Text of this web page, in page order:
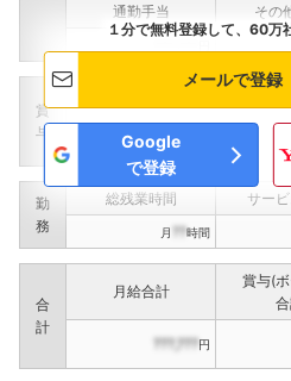
通勤手当
その
賞
与
インセン
???,???
勤
務
総残業時間 サー
月 ??時間
合
計
月給合計
賞与(
???,???円
１分で無料登録して、60万
メールで登録
Google
で登録